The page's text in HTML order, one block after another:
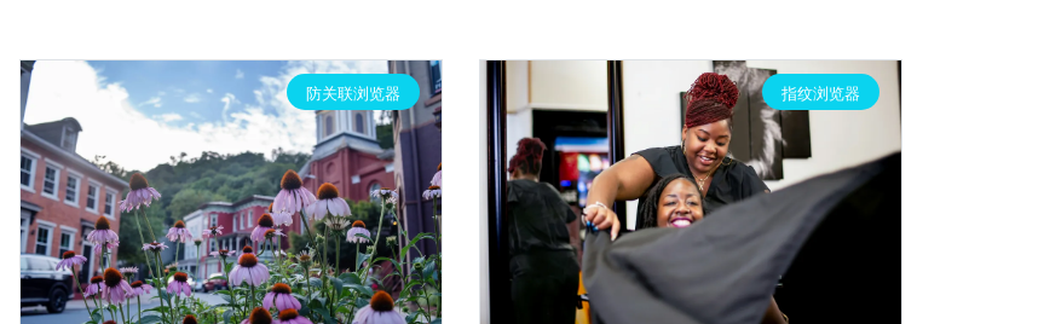
防关联浏览器 指纹浏览器